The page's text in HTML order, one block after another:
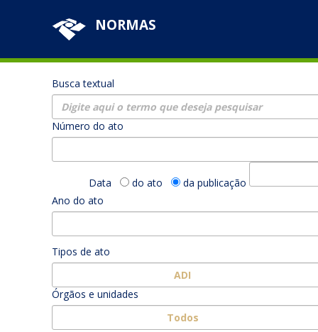
NORMAS
Busca textual
Número do ato
Data do ato
da publicação
Ano do ato
Tipos de ato
ADI
Órgãos e unidades
Todos